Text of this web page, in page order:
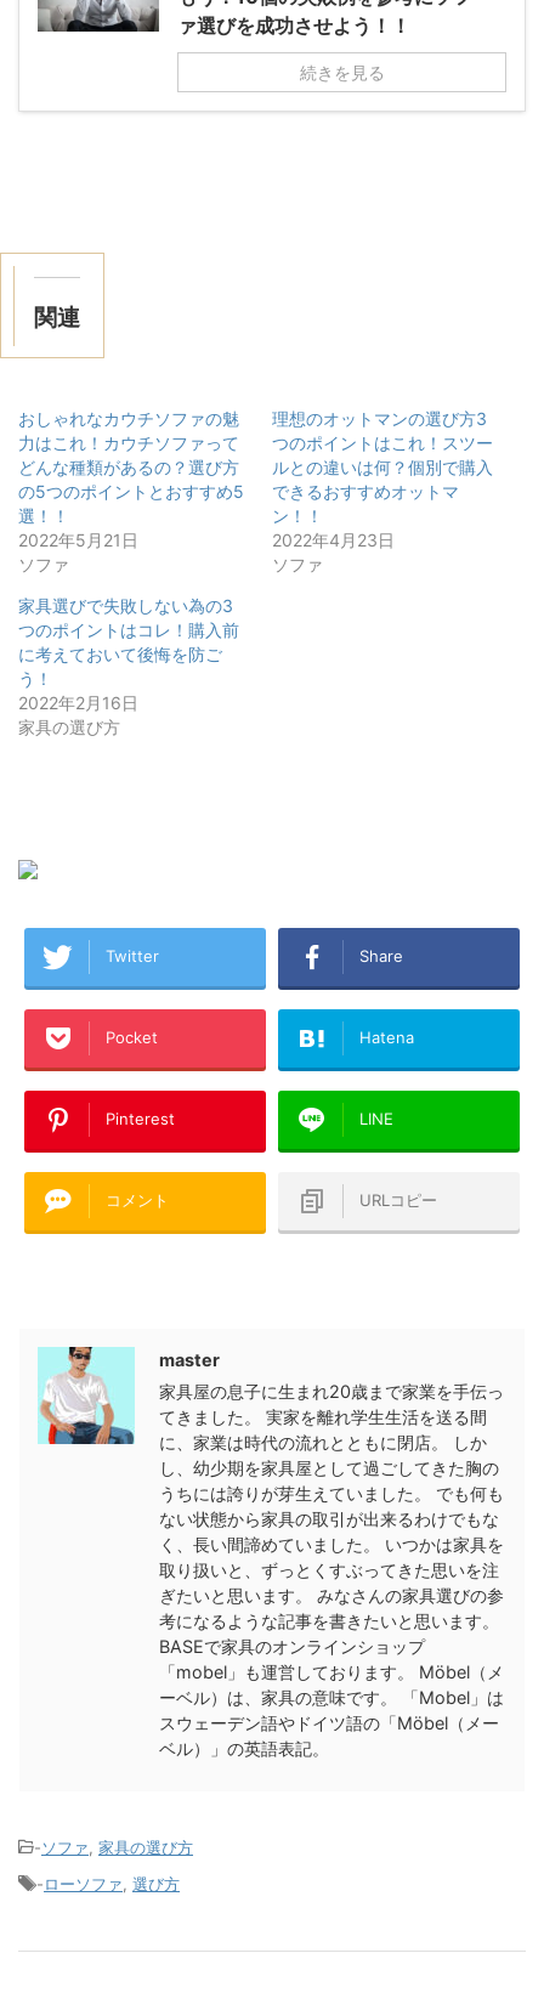
ァ選びを成功させよう！！
続きを見る
関連
おしゃれなカウチソファの魅
力はこれ！カウチソファって
どんな種類があるの？選び方
の5つのポイントとおすすめ5
選！！
2022年5月21日
ソファ
理想のオットマンの選び方3
つのポイントはこれ！スツー
ルとの違いは何？個別で購入
できるおすすめオットマ
ン！！
2022年4月23日
ソファ
家具選びで失敗しない為の3
つのポイントはコレ！購入前
に考えておいて後悔を防ご
う！
2022年2月16日
家具の選び方
Twitter Share
Pocket Hatena
Pinterest LINE
コメント URLコピー
master
家具屋の息子に生まれ20歳まで家業を手伝っ
てきました。 実家を離れ学生生活を送る間
に、家業は時代の流れとともに閉店。 しか
し、幼少期を家具屋として過ごしてきた胸の
うちには誇りが芽生えていました。 でも何も
ない状態から家具の取引が出来るわけでもな
く、長い間諦めていました。 いつかは家具を
取り扱いと、ずっとくすぶってきた思いを注
ぎたいと思います。 みなさんの家具選びの参
考になるような記事を書きたいと思います。
BASEで家具のオンラインショップ
「mobel」も運営しております。 Möbel（メ
ーベル）は、家具の意味です。 「Mobel」は
スウェーデン語やドイツ語の「Möbel（メー
ベル）」の英語表記。
-ソファ, 家具の選び方
-ローソファ, 選び方